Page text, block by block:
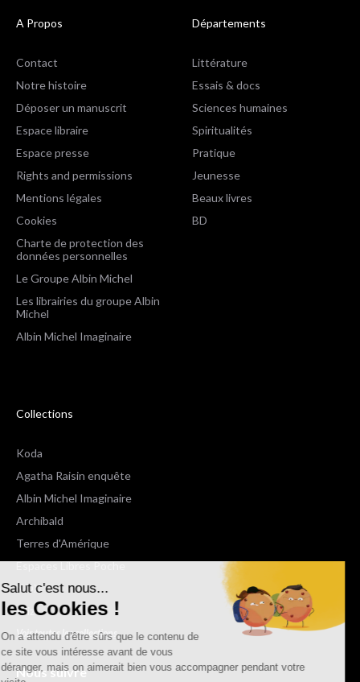
Salut c'est nous...
les Cookies !
On a attendu d'être sûrs que le contenu de
ce site vous intéresse avant de vous
déranger, mais on aimerait bien vous accompagner pendant votre
A Propos
Contact
Notre histoire
Déposer un manuscrit
Espace libraire
Espace presse
Rights and permissions
Mentions légales
Cookies
Charte de protection des
données personnelles
Le Groupe Albin Michel
Les librairies du groupe Albin
Michel
Albin Michel Imaginaire
Départements
Littérature
Essais & docs
Sciences humaines
Spiritualités
Pratique
Jeunesse
Beaux livres
BD
Collections
Koda
Agatha Raisin enquête
Albin Michel Imaginaire
Archibald
Terres d'Amérique
Espaces Libres Poche
NOX
Wiz
Voir toutes les collections
Nous suivre